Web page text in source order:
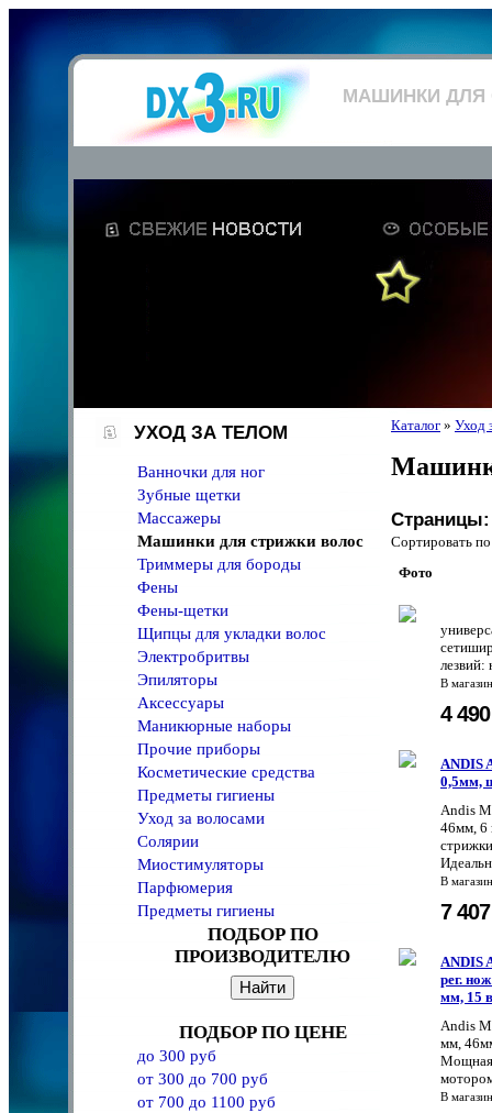
МАШИНКИ ДЛЯ
УХОД ЗА ТЕЛОМ
Ванночки для ног
Зубные щетки
Массажеры
Машинки для стрижки волос
Триммеры для бороды
Фены
Фены-щетки
Щипцы для укладки волос
Электробритвы
Эпиляторы
Аксессуары
Маникюрные наборы
Прочие приборы
Косметические средства
Предметы гигиены
Уход за волосами
Солярии
Миостимуляторы
Парфюмерия
Предметы гигиены
ПОДБОР ПО
ПРОИЗВОДИТЕЛЮ
ПОДБОР ПО ЦЕНЕ
до 300 руб
от 300 до 700 руб
от 700 до 1100 руб
Каталог » Уход
Страницы:
Сортировать
Фото
лезвий:
В
4
ANDIS
0,5мм,
Andis
46мм, 6
В
7
ANDIS
рег.
мм, 15
Andis
мм,
Мощная
В